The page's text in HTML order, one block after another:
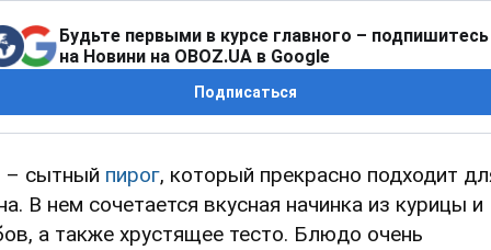
Будьте первыми в курсе главного – подпишитесь
на Новини на OBOZ.UA в Google
Подписаться
сытный пирог, который прекрасно подходит
В нем сочетается вкусная начинка из курицы и
а также хрустящее тесто. Блюдо очень